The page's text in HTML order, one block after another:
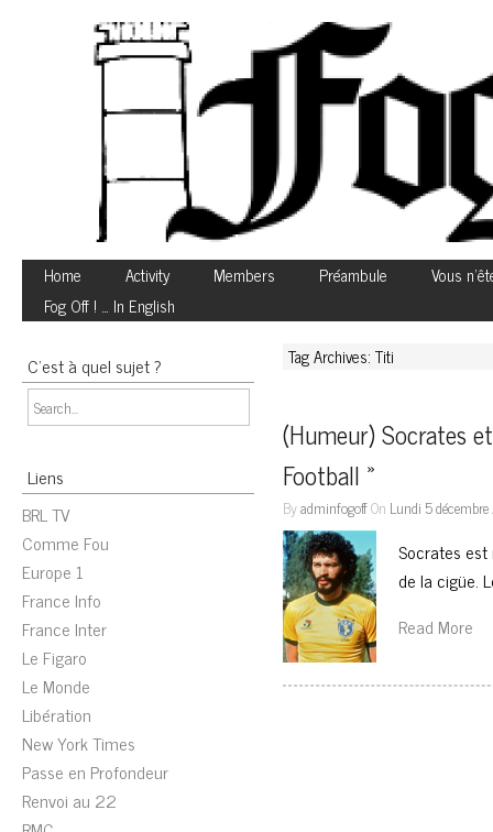
Home Activity Members Préambule
Vous
Fog Off ! … In English
C’est à quel sujet ?
Liens
BRL TV
Comme Fou
Europe 1
France Info
France Inter
Le Figaro
Le Monde
Libération
New York Times
Passe en Profondeur
Renvoi au 22
Tag Archives: Titi
(Humeur) Socrates
Football »
ByadminfogoffOn Lundi 5 décembre
Socrates est
de la cigüe.
Read More